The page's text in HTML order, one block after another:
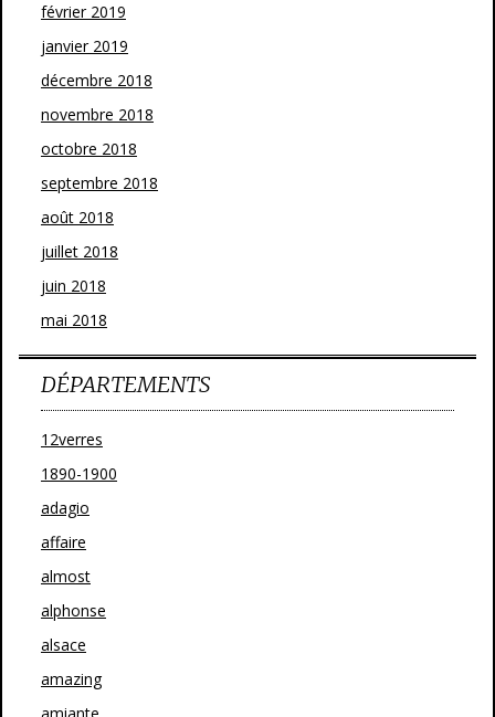
février 2019
janvier 2019
décembre 2018
novembre 2018
octobre 2018
septembre 2018
août 2018
juillet 2018
juin 2018
mai 2018
DÉPARTEMENTS
12verres
1890-1900
adagio
affaire
almost
alphonse
alsace
amazing